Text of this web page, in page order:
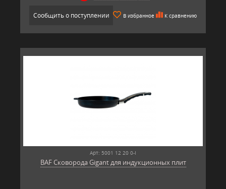
Сообщить о поступлении В избранное К сравнению
Арт: 5001 12 20 0-I
BAF Сковорода Gigant для индукционных плит